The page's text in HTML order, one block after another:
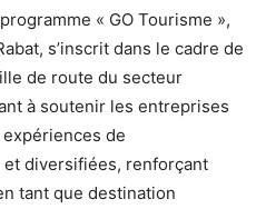
« GO Tourisme »,
s’inscrit dans le cadre de
de route du secteur
à soutenir les entreprises
de
diversifiées, renforçant
tant que destination